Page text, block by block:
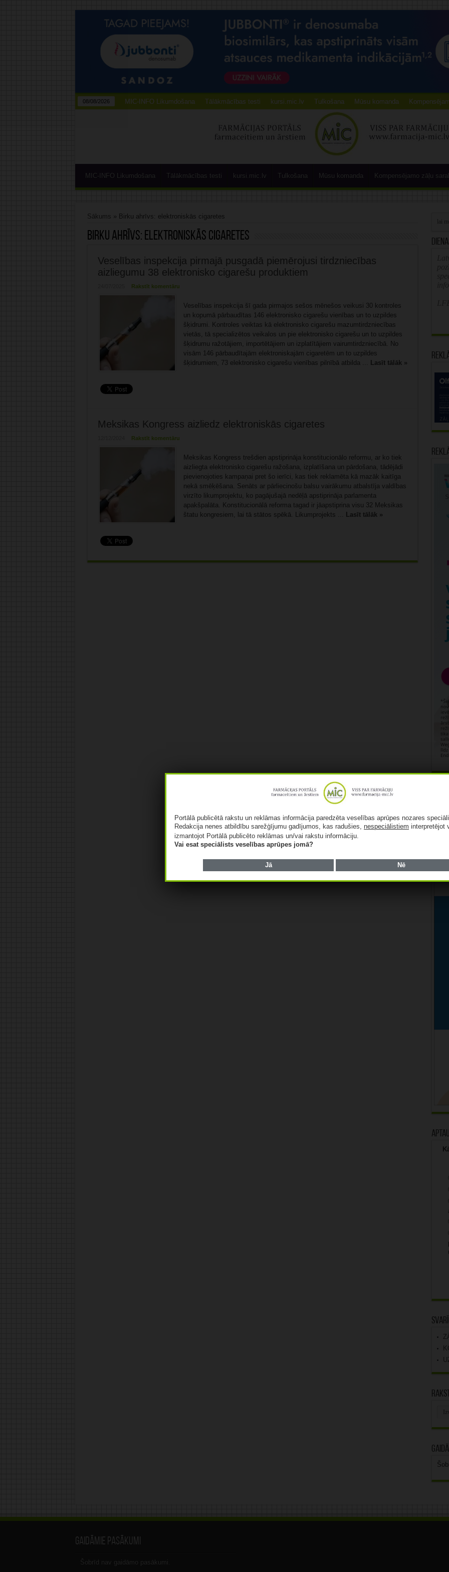
08/08/2026 MIC-INFO Likumdošana Tālākmācības testi kursi.mic.lv Tulkošana Mūsu komanda
MIC-INFO Likumdošana Tālākmācības testi kursi.mic.lv Tulkošana Mūsu komanda Kompensējamo zāļu
Sākums » Birku ahrīvs: elektroniskās cigaretes
Birku ahrīvs: elektroniskās cigaretes
Veselības inspekcija pirmajā pusgadā piemērojusi tirdzniecības
aizliegumu 38 elektronisko cigarešu produktiem
Rakstīt komentāru
Veselības inspekcija šī gada pirmajos sešos mēnešos veikusi 30 kontroles
un kopumā pārbaudītas 146 elektronisko cigarešu vienības un to uzpildes
šķidrumi. Kontroles veiktas kā elektronisko cigarešu mazumtirdzniecības
vietās, tā specializētos veikalos un pie elektronisko cigarešu un to uzpildes
šķidrumu ražotājiem, importētājiem un izplatītājiem vairumtirdzniecībā. No
visām 146 pārbaudītajām elektroniskajām cigaretēm un to uzpildes
šķidrumiem, 73 elektronisko cigarešu vienības pilnībā atbilda ... Lasīt tālāk »
Meksikas Kongress aizliedz elektroniskās cigaretes
Rakstīt komentāru
Meksikas Kongress trešdien apstiprināja konstitucionālo reformu, ar ko tiek
aizliegta elektronisko cigarešu ražošana, izplatīšana un pārdošana, tādējādi
pievienojoties kampaņai pret šo ierīci, kas tiek reklamēta kā mazāk kaitīga
nekā smēķēšana. Senāts ar pārliecinošu balsu vairākumu atbalstīja valdības
virzīto likumprojektu, ko pagājušajā nedēļā apstiprināja parlamenta
apakšpalāta. Konstitucionālā reforma tagad ir jāapstiprina visu 32 Meksikas
štatu kongresiem, lai tā stātos spēkā. Likumprojekts ... Lasīt tālāk »
Gaidāmie pasākumi
Šobrīd nav gaidāmo pasākumi.
Portālā publicētā rakstu un reklāmas informācija paredzēta veselības aprūpes nozares
Redakcija nenes atbildību sarežģījumu gadījumos, kas radušies,nespeciālistiem interpretējot
izmantojot Portālā publicēto reklāmas un/vai rakstu informāciju.
Vai esat speciālists veselības aprūpes jomā?
Jā Nē